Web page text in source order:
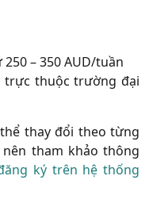
– 350 AUD/tuần
trực thuộc trường đại
thay đổi theo từng
tham khảo thông
ký trên hệ thống